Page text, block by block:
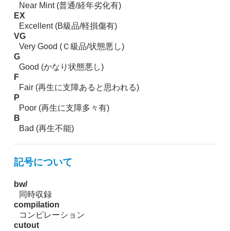
Near Mint (普通/経年劣化有)
EX
Excellent (B級品/軽損傷有)
VG
Very Good (Ｃ級品/状態悪し)
G
Good (かなり状態悪し)
F
Fair (再生に支障あると思われる)
P
Poor (再生に支障多々有)
B
Bad (再生不能)
記号について
bw/
同時収録
compilation
コンピレーション
cutout